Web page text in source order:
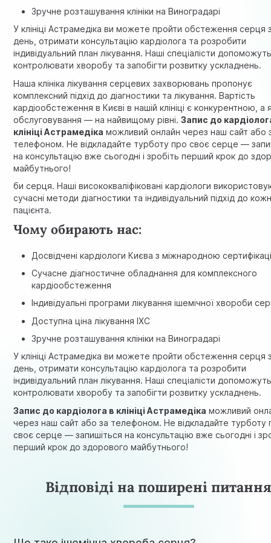
Зручне розташування клініки на Виноградарі
У клініці Астрамедіка ви можете пройти обстеження серця
день, отримати консультацію кардіолога та розробити
індивідуальний план лікування. Наші спеціалісти
контролювати хворобу та запобігти розвитку ускладнень.
Наша клініка лікування серцевих захворювань пропонує
комплексний підхід до діагностики та лікування. Вартість
кардіообстеження в Києві в нашій клініці є конкурентною, а
обслуговування — на найвищому рівні.Запис до
клініці Астрамедіка можливий онлайн через наш сайт або
телефоном. Не відкладайте турботу про своє серце —
на консультацію вже сьогодні і зробіть перший крок до
майбутнього!
би серця. Наші висококваліфіковані кардіологи
сучасні методи діагностики та індивідуальний підхід до
пацієнта.
Чому обирають нас:
Досвідчені кардіологи Києва з міжнародною
Сучасне діагностичне обладнання для комплексного
кардіообстеження
Індивідуальні програми лікування ішемічної хвороби
Доступна ціна лікування ІХС
Зручне розташування клініки на Виноградарі
У клініці Астрамедіка ви можете пройти обстеження серця
день, отримати консультацію кардіолога та розробити
індивідуальний план лікування. Наші спеціалісти
контролювати хворобу та запобігти розвитку ускладнень.
Запис до кардіолога в клініці Астрамедіка можливий
через наш сайт або за телефоном. Не відкладайте турботу
своє серце — запишіться на консультацію вже сьогодні і
перший крок до здорового майбутнього!
Відповіді на поширені